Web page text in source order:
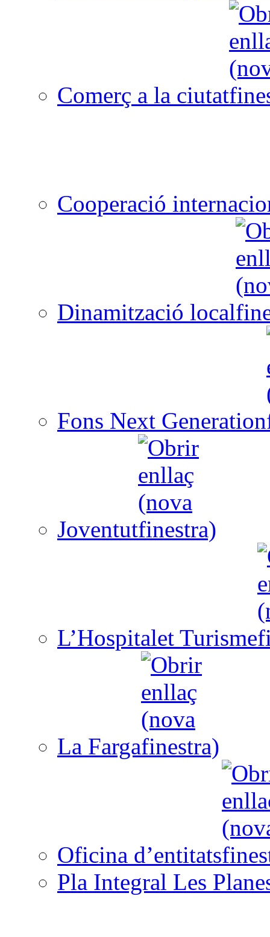
Comerç a la ciutat
Cooperació
Dinamització local
Fons Next Generation
Joventut
L’Hospitalet Turisme
La Farga
Oficina d’entitats
Pla Integral Les